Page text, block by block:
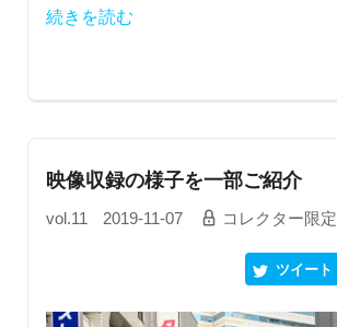
続きを読む
映像収録の様子を一部ご紹介
vol.11 2019-11-07 コレクター限定
ツイート